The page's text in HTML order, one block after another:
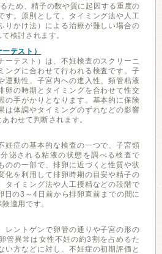
ため、精子の数や質に起因する重度の
す。原則として、タイミング法や人工
りかけ法）による治療が難しい場合の
検討されます。
テスト）
ーテスト）は、不妊検査のスクリーニ
ングに合わせて行われる検査です。子
運動性、子宮内への進入性、頸管粘液
卵の時期とタイミングを合わせて性交
の手がかりとなります。基本的に保険
は体調やタイミングのずれなどの影響
わせて判断されます。
妊症の基本的な検査の一つで、子宮頸
泌される粘液の状態を調べる検査で
のの一部で、排卵に近づくと性質や状
化を利用して排卵時期の目安や精子の
タイミング法や人工授精などの段階で
日の3～4日前から排卵直前までの間に
適用です。
レントゲンで卵管の通りや子宮の形の
管異常は女性不妊の約3割を占めるた
い方などに対し、不妊症の初期評価と